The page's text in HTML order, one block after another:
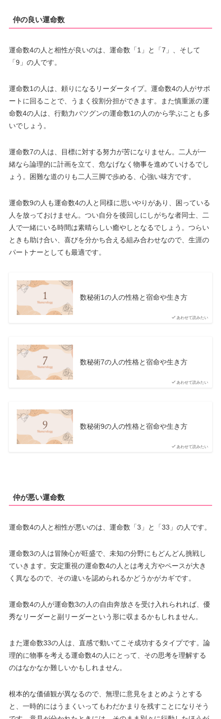
仲の良い運命数
運命数4の人と相性が良いのは、運命数「1」と「7」、そして
「9」の人です。
運命数1の人は、頼りになるリーダータイプ。運命数4の人がサポ
ートに回ることで、うまく役割分担ができます。また慎重派の運
命数4の人は、行動力バツグンの運命数1の人のから学ぶことも多
いでしょう。
運命数7の人は、目標に対する努力が苦になりません。二人が一
緒なら論理的に計画を立て、危なげなく物事を進めていけるでし
ょう。困難な道のりも二人三脚で歩める、心強い味方です。
運命数9の人も運命数4の人と同様に思いやりがあり、困っている
人を放っておけません。つい自分を後回しにしがちな者同士、二
人で一緒にいる時間は素晴らしい癒やしとなるでしょう。つらい
ときも助け合い、喜びを分かち合える組み合わせなので、生涯の
パートナーとしても最適です。
あわせて読みたい
数秘術1の人の性格と宿命や生き方
あわせて読みたい
数秘術7の人の性格と宿命や生き方
あわせて読みたい
数秘術9の人の性格と宿命や生き方
仲が悪い運命数
運命数4の人と相性が悪いのは、運命数「3」と「33」の人です。
運命数3の人は冒険心が旺盛で、未知の分野にもどんどん挑戦し
ていきます。安定重視の運命数4の人とは考え方やペースが大き
く異なるので、その違いを認められるかどうかがカギです。
運命数4の人が運命数3の人の自由奔放さを受け入れられれば、優
秀なリーダーと副リーダーという形に収まるかもしれません。
また運命数33の人は、直感で動いてこそ成功するタイプです。論
理的に物事を考える運命数4の人にとって、その思考を理解する
のはなかなか難しいかもしれません。
根本的な価値観が異なるので、無理に意見をまとめようとする
と、一時的にはうまくいってもわだかまりを残すことになりそう